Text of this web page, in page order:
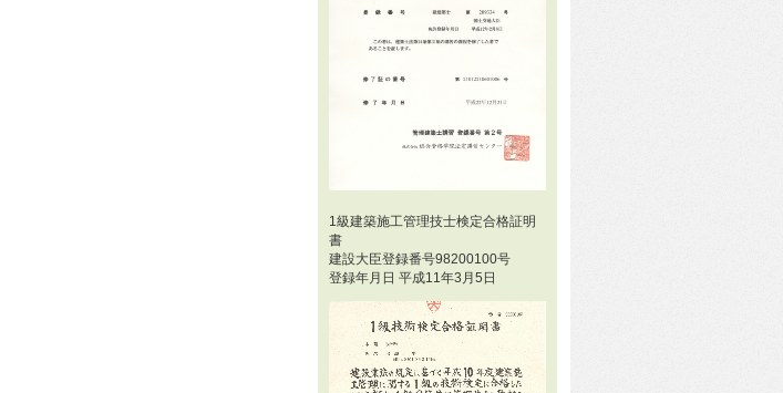
1級建築施工管理技士検定合格証明
書
建設大臣登録番号98200100号
登録年月日 平成11年3月5日